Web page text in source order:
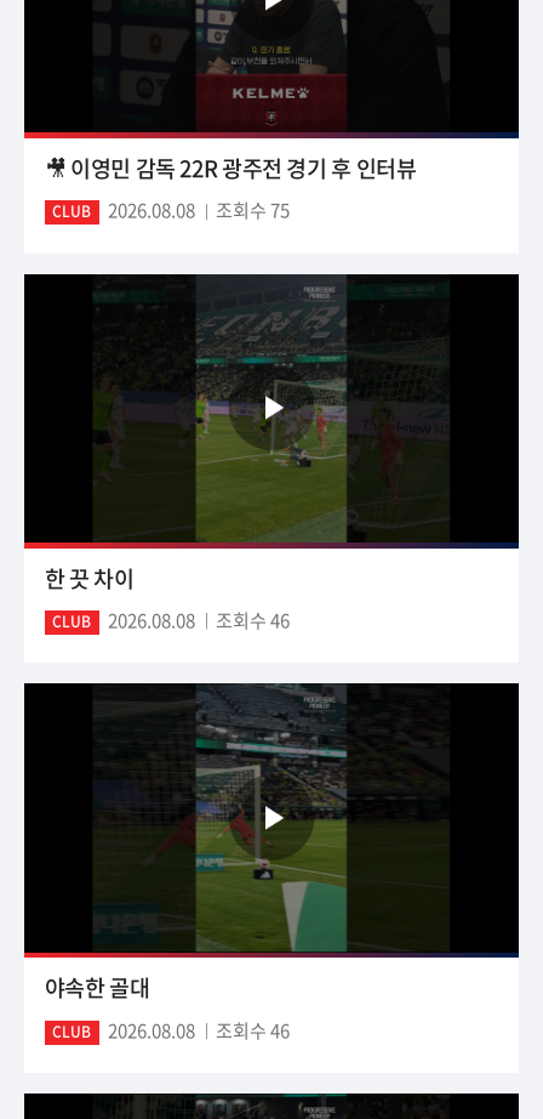
🎥 이영민 감독 22R 광주전 경기 후 인터뷰
CLUB 2026.08.08 조회수 75
한 끗 차이
CLUB 2026.08.08 조회수 46
야속한 골대
CLUB 2026.08.08 조회수 46